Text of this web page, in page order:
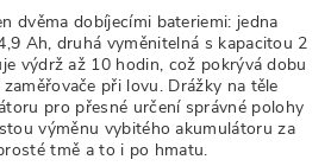
dvěma dobíjecími bateriemi: jedna
Ah, druhá vyměnitelná s kapacitou 2
výdrž až 10 hodin, což pokrývá dobu
při lovu. Drážky na těle
pro přesné určení správné polohy
výměnu vybitého akumulátoru za
tmě a to i po hmatu.